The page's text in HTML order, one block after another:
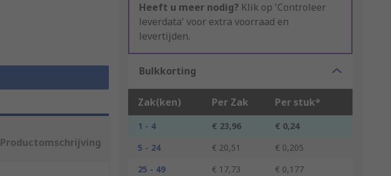
Heeft u meer nodig? Klik op 'Controleer
leverdata' voor extra voorraad en
levertijden.
Bulkkorting
Zak(ken) Per Zak Per stuk*
1 - 4 € 23,96
€ 0,24
5 - 24
€ 20,51
€ 0,205
25 - 49
€ 17,73
€ 0,177
Productomschrijving